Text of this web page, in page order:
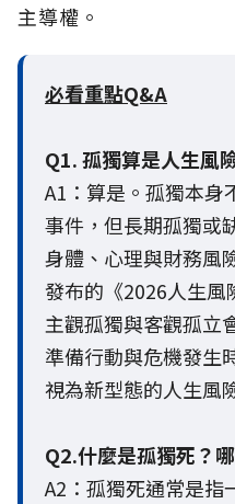
主導權。
必看重點Q&A
Q1. 孤獨算是人生風
A1：算是。孤獨本身
事件，但長期孤獨或
身體、心理與財務風
發布的《2026人生風
主觀孤獨與客觀孤立
準備行動與危機發生
視為新型態的人生風
Q2.什麼是孤獨死？
A2：孤獨死通常是指